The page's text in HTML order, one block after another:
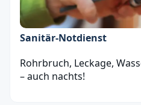
Sanitär‑Notdienst
Rohrbruch, Leckage,
– auch nachts!